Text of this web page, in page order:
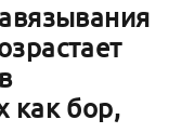
как бор,